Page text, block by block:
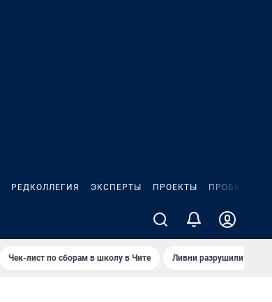
РЕДКОЛЛЕГИЯ ЭКСПЕРТЫ ПРОЕКТЫ ПРОБКИ
Чек-лист по сборам в школу в Чите Ливни разрушили